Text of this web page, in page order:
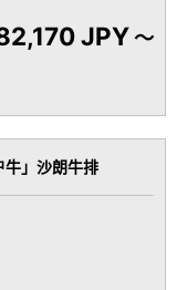
JPY～
牛」沙朗牛排